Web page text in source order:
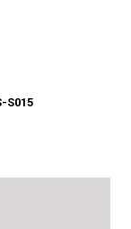
S015